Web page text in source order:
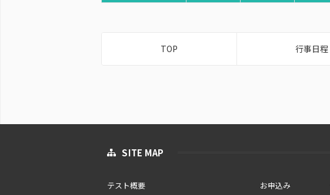
TOP 行事日程
SITE MAP
テスト概要 お申込み